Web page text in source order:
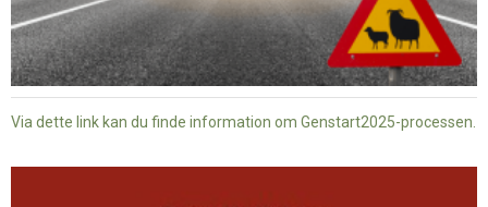
Via dette link kan du finde information om Genstart2025-processen.